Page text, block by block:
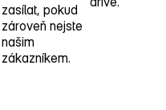
zasílat, pokud
zároveň nejste
našim
zákazníkem.